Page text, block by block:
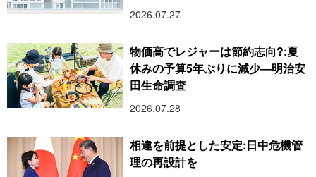
2026.07.27
物価高でレジャーは節約志向?:夏
休みの予算5年ぶりに減少―明治安
田生命調査
2026.07.28
相違を前提とした安定:日中危機管
理の再設計を